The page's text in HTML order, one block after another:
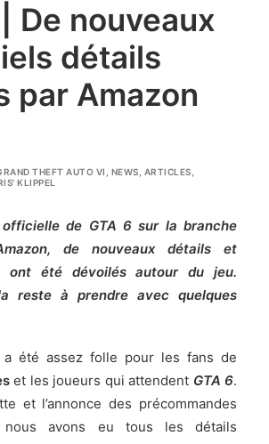
De nouveaux
détails
par Amazon
THEFT AUTO VI NEWS ARTICLES
KLIPPEL
de GTA 6 sur la branche
de nouveaux détails et
ont été dévoilés autour du jeu.
reste à prendre avec quelques
a été assez folle pour les fans de
et les joueurs qui attendent GTA 6.
et l’annonce des précommandes
nous avons eu tous les détails